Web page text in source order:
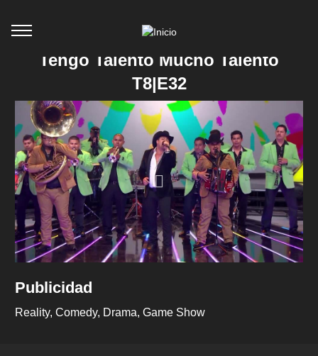
Tengo Talento Mucho Talento
T8|E32
Publicidad
Reality Comedy Drama Game Show